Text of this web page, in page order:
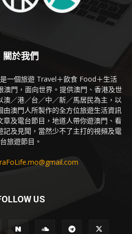
關於我們
一個旅遊 Travel＋飲食 Food＋生活
門，面向世界。提供澳門、香港及世
／港／台／中／新／馬居民為主，以
由澳門人所製作的全方位旅遊生活資訊
章及電台節目，地道人帶你遊澳門、看
記及見聞，當然少不了主打的視頻及電
台旅遊節目。
US